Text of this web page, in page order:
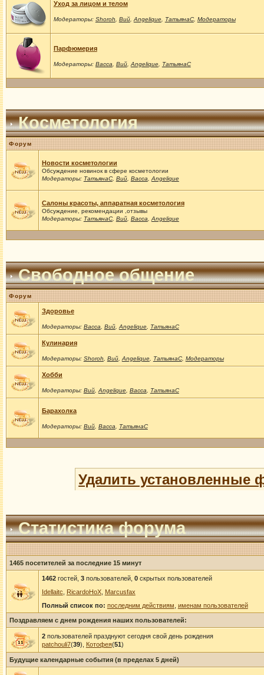
Уход за лицом и телом
Модераторы: Shoroh Вий, Angelique, ТатьянаС, Модераторы
Парфюмерия
Модераторы: Васса Вий, Angelique, ТатьянаС
Косметология
Форум
Новости косметологии
Обсуждение новинок в сфере косметологии
Модераторы: ТатьянаС, Вий, Васса Angelique
Салоны красоты, аппаратная косметология
Обсуждение, рекомендации ,отзывы
Модераторы: ТатьянаС, Вий, Васса Angelique
Свободное общение
Форум
Здоровье
Модераторы: Васса Вий, Angelique, ТатьянаС
Кулинария
Модераторы: Shoroh Вий, Angelique, ТатьянаС, Модераторы
Хобби
Модераторы: Вий, Angelique, Васса ТатьянаС
Барахолка
Модераторы: Вий, Васса ТатьянаС
Удалить установленные
Статистика форума
1465 посетителей за последние 15 минут
1462гостей, 3пользователей, 0скрытых пользователей
Idellaitc
RicardoHoX, Marcusfax
Полный список по: последним действиям именам пользователей
Поздравляем с днем рождения наших пользователей:
2пользователей празднуют сегодня свой день рождения
patchouli7(39), Котофея(51)
Будущие календарные события (в пределах 5 дней)